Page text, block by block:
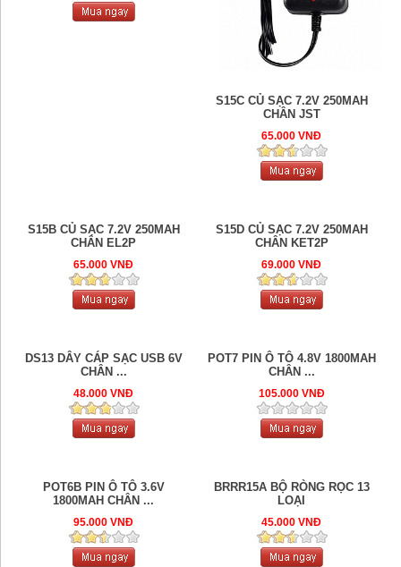
S15C CỦ SẠC 7.2V 250MAH
CHÂN JST
65.000 VNĐ
S15B CỦ SẠC 7.2V 250MAH
CHÂN EL2P
65.000 VNĐ
S15D CỦ SẠC 7.2V 250MAH
CHÂN KET2P
69.000 VNĐ
DS13 DÂY CÁP SẠC USB 6V
CHÂN ...
48.000 VNĐ
POT7 PIN Ô TÔ 4.8V 1800MAH
CHÂN ...
105.000 VNĐ
POT6B PIN Ô TÔ 3.6V
1800MAH CHÂN ...
95.000 VNĐ
BRRR15A BỘ RÒNG RỌC 13
LOẠI
45.000 VNĐ